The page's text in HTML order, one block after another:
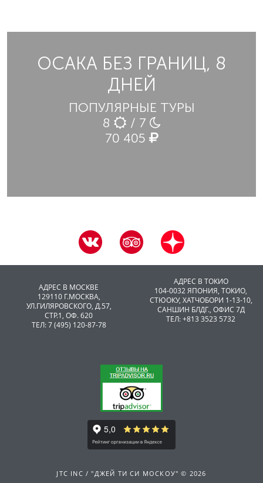
ОСАКА БЕЗ ГРАНИЦ, 8
ДНЕЙ
ПОПУЛЯРНЫЕ ТУРЫ
8
/ 7
70 405
АДРЕС В МОСКВЕ
129110 Г.МОСКВА,
УЛ.ГИЛЯРОВСКОГО, Д.57,
СТР.1, ОФ. 620
ТЕЛ: 7 (495) 120-87-78
АДРЕС В ТОКИО
104-0032 ЯПОНИЯ, ТОКИО,
CТЮОКУ, ХАТЧОБОРИ 1-13-10,
САНШИН БЛДГ., ОФИС 7Д
ТЕЛ: +813 3523 5732
JTC INC / "ДЖЕЙ ТИ СИ МОСКОУ" © 2026